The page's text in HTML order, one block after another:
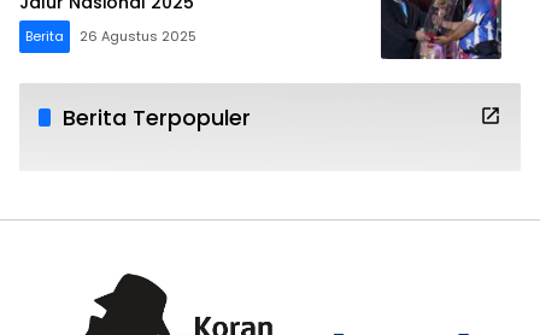
Berita 26 Agustus 2025
Berita Terpopuler